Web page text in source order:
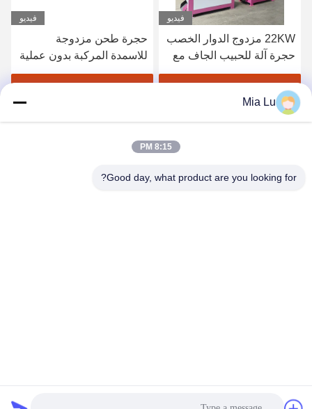
فيديو
22KW مزدوج الدوار الخصب
حجرة آلة للحبيب الجاف مع
بناء الفولاذ الكربوني
احصل على افضل سعر
فيديو
حجرة طحن مزدوجة
للاسمدة المركبة بدون عملية
تجفيف قشرة عجلة عالية
2026 ZHENGZHOU SHENGHONG HEAVY INDUSTRY TECHNOLOGY CO.,
Mia Lu
8:15 PM
Good day, what product are you looking for?